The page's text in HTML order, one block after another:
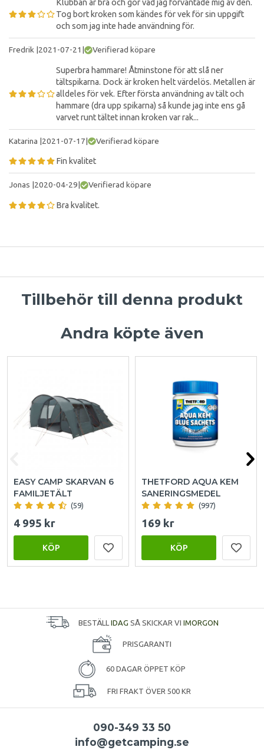
Klubban är bra och gör vad jag förväntade mig av den.
Tog bort kroken som kändes för vek för sin uppgift
och som jag inte hade användning för.
Fredrik |2021-07-21 | Verifierad köpare
Superbra hammare! Åtminstone för att slå ner
tältspikarna. Dock är kroken helt värdelös. Metallen är
alldeles för vek. Efter första användning av tält och
hammare (dra upp spikarna) så kunde jag inte ens gå
varvet runt tältet innan kroken var rak...
Katarina |2021-07-17| Verifierad köpare
Fin kvalitet
Jonas |2020-04-29| Verifierad köpare
Bra kvalitet.
Tillbehör till denna produkt
Andra köpte även
EASY CAMP SKARVAN 6
FAMILJETÄLT
(59)
4 995 kr
KÖP
THETFORD AQUA KEM
SANERINGSMEDEL
(997)
169 kr
KÖP
BESTÄLL IDAG SÅ SKICKAR VI IMORGON
PRISGARANTI
60 DAGAR ÖPPET KÖP
FRI FRAKT ÖVER 500 KR
090-349 33 50
info@getcamping.se